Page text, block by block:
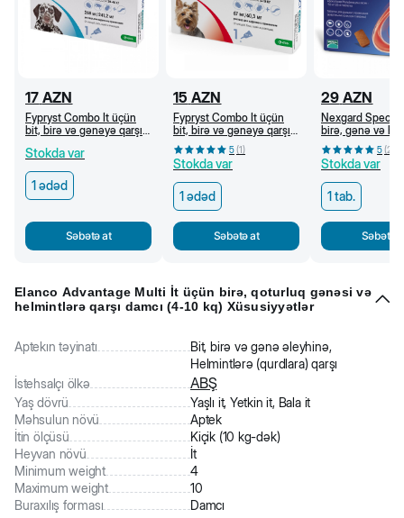
17 AZN
Fypryst Combo İt üçün
bit, birə və gənəyə qarşı
Stokda var
1 ədəd
Səbətə at
15 AZN
Fypryst Combo İt üçün
bit, birə və gənəyə qarşı
damcı, 2-10 kq
5(1)
Stokda var
1 ədəd
Səbətə at
29 AZN
Nexgard
birə, gənə və
qarşı çeynəmə
(30-60 kq) 5(2
Stokda var
1 tab.
Səbətə
Elanco Advantage Multi İt üçün birə, qoturluq gənəsi və
helmintlərə qarşı damcı (4-10 kq) Xüsusiyyətlər
Aptekın təyinatı
Bit, birə və gənə əleyhinə,
Helmintlərə (qurdlara) qarşı
İstehsalçı ölkə
ABŞ
Yaş dövrü
Yaşlı it, Yetkin it, Bala it
Məhsulun növü
Aptek
İtin ölçüsü
Kiçik (10 kg-dək)
Heyvan növü
İt
Minimum weight
4
Maximum weight
10
Buraxılış forması
Damcı